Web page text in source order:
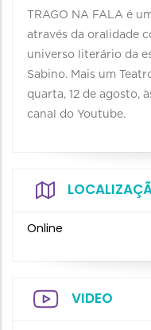
TRAGO NA FALA é
através da oralidade
universo literário da
Sabino. Mais um
quarta, 12 de agosto,
canal do Youtube.
Online
VIDEO